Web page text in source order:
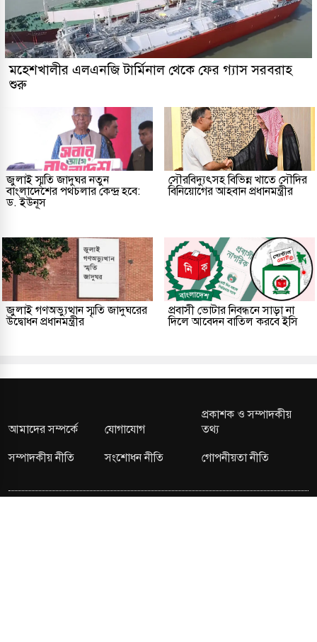
মহেশখালীর এলএনজি টার্মিনাল থেকে ফের গ্যাস সরবরাহ
শুরু
জুলাই স্মৃতি জাদুঘর নতুন
বাংলাদেশের পথচলার কেন্দ্র হবে:
ড. ইউনূস
সৌরবিদ্যুৎসহ বিভিন্ন খাতে সৌদির
বিনিয়োগের আহবান প্রধানমন্ত্রীর
জুলাই গণঅভ্যুত্থান স্মৃতি জাদুঘরের
উদ্বোধন প্রধানমন্ত্রীর
প্রবাসী ভোটার নিবন্ধনে সাড়া না
দিলে আবেদন বাতিল করবে ইসি
আমাদের সম্পর্কে যোগাযোগ
প্রকাশক ও সম্পাদকীয়
তথ্য
সম্পাদকীয় নীতি
সংশোধন নীতি গোপনীয়তা নীতি